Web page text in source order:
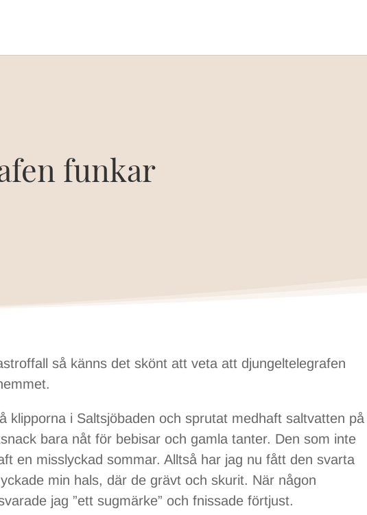
funkar
så känns det skönt att veta att djungeltelegrafen
klipporna i Saltsjöbaden och sprutat medhaft saltvatten på
bara nåt för bebisar och gamla tanter. Den som inte
en misslyckad sommar. Alltså har jag nu fått den svarta
min hals, där de grävt och skurit. När någon
jag ”ett sugmärke” och fnissade förtjust.